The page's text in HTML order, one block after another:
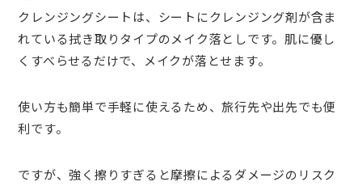
クレンジングシートは、シートにクレンジング剤が含ま
れている拭き取りタイプのメイク落としです。肌に優し
くすべらせるだけで、メイクが落とせます。
使い方も簡単で手軽に使えるため、旅行先や出先でも便
利です。
ですが、強く擦りすぎると摩擦によるダメージのリスク